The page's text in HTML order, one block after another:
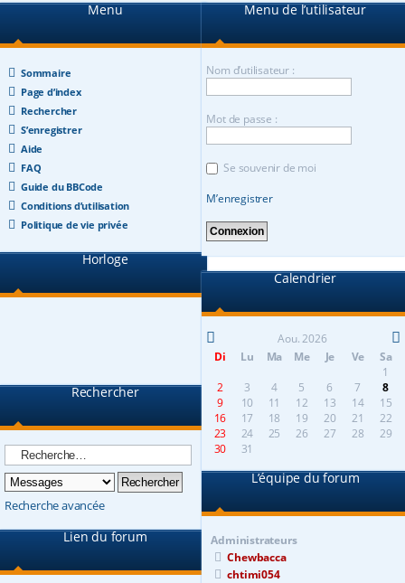
Menu
Sommaire
Page d’index
Rechercher
S’enregistrer
Aide
FAQ
Guide du BBCode
Conditions d’utilisation
Politique de vie privée
Horloge
Rechercher
Recherche avancée
Lien du forum
Menu de l’utilisateur
Nom d’utilisateur :
Mot de passe :
Se souvenir de moi
M’enregistrer
Calendrier
Aou. 2026
Di
Lu Ma Me Je Ve
Sa
1
2
3 4 5 6 7
8
9
10 11 12 13 14
15
16
17 18 19 20 21
22
23
24 25 26 27 28
29
30
31
L’équipe du forum
Administrateurs
Chewbacca
chtimi054